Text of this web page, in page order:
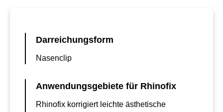
Darreichungsform
Nasenclip
Anwendungsgebiete für Rhinofix
Rhinofix korrigiert leichte ästhetische